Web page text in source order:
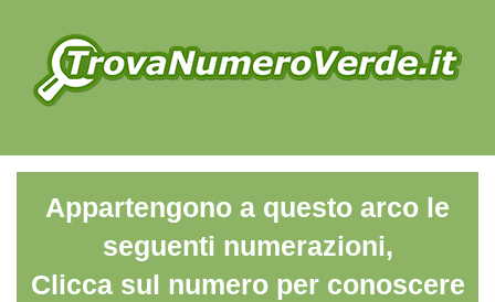
Appartengono a questo arco le
seguenti numerazioni,
Clicca sul numero per conoscere